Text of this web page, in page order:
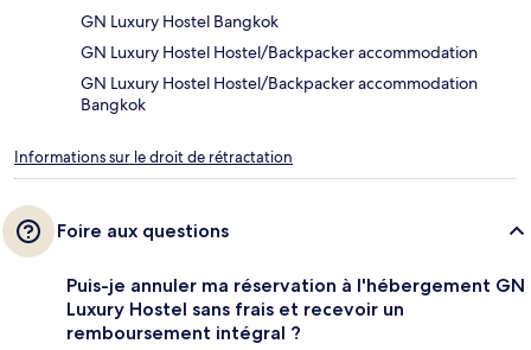
GN Luxury Hostel Bangkok
GN Luxury Hostel Hostel/Backpacker accommodation
GN Luxury Hostel Hostel/Backpacker accommodation
Bangkok
Informations sur le droit de rétractation
Foire aux questions
Puis-je annuler ma réservation à l'hébergement GN
Luxury Hostel sans frais et recevoir un
remboursement intégral ?